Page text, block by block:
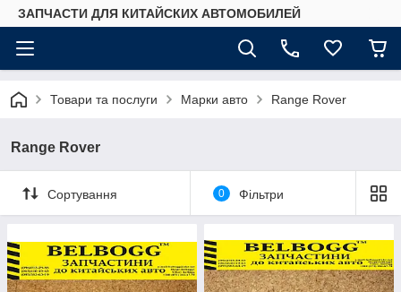
ЗАПЧАСТИ ДЛЯ КИТАЙСКИХ АВТОМОБИЛЕЙ
Товари та послуги Марки авто Range Rover
Range Rover
Сортування 0 Фільтри